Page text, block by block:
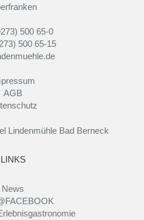
500 65-0
500 65-15
AGB
LINKS
News